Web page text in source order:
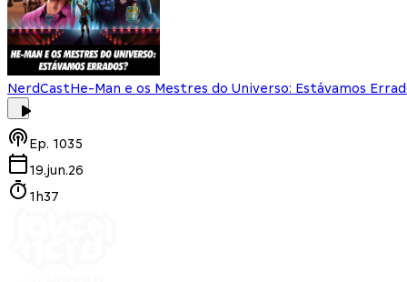
NerdCastHe-Man e os Mestres do Universo: Estávamos
Ep. 1035
19.jun.26
1h37